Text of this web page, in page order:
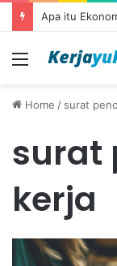
Apa itu
Menu
Home / surat
surat
kerja